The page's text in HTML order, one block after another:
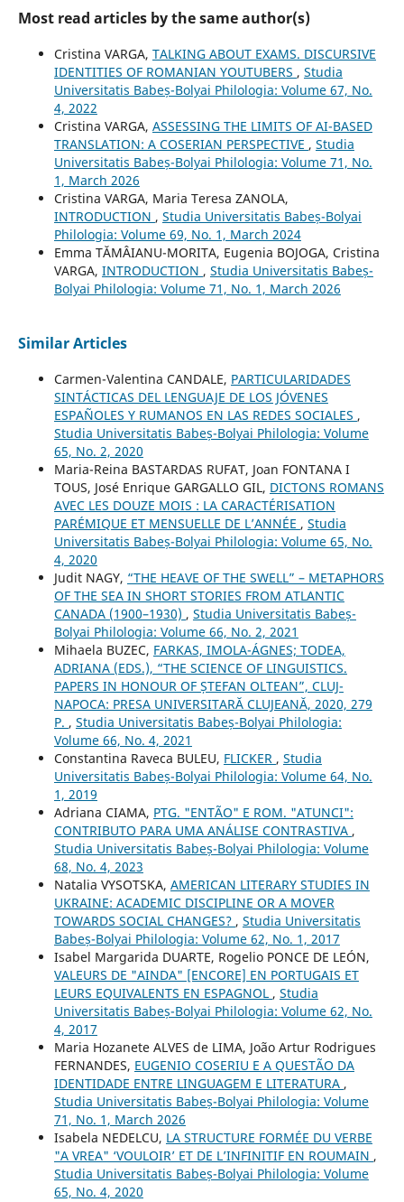
Most read articles by the same author(s)
Cristina VARGA, TALKING ABOUT EXAMS. DISCURSIVE
IDENTITIES OF ROMANIAN YOUTUBERS , Studia
Universitatis Babeș-Bolyai Philologia: Volume 67, No.
4, 2022
Cristina VARGA, ASSESSING THE LIMITS OF AI-BASED
TRANSLATION: A COSERIAN PERSPECTIVE , Studia
Universitatis Babeș-Bolyai Philologia: Volume 71, No.
1, March 2026
Cristina VARGA, Maria Teresa ZANOLA,
INTRODUCTION , Studia Universitatis Babeș-Bolyai
Philologia: Volume 69, No. 1, March 2024
Emma TĂMÂIANU-MORITA, Eugenia BOJOGA, Cristina
VARGA, INTRODUCTION , Studia Universitatis Babeș-
Bolyai Philologia: Volume 71, No. 1, March 2026
Similar Articles
Carmen-Valentina CANDALE, PARTICULARIDADES
SINTÁCTICAS DEL LENGUAJE DE LOS JÓVENES
ESPAÑOLES Y RUMANOS EN LAS REDES SOCIALES ,
Studia Universitatis Babeș-Bolyai Philologia: Volume
65, No. 2, 2020
Maria-Reina BASTARDAS RUFAT, Joan FONTANA I
TOUS, José Enrique GARGALLO GIL, DICTONS ROMANS
AVEC LES DOUZE MOIS : LA CARACTÉRISATION
PARÉMIQUE ET MENSUELLE DE L’ANNÉE , Studia
Universitatis Babeș-Bolyai Philologia: Volume 65, No.
4, 2020
Judit NAGY, “THE HEAVE OF THE SWELL” – METAPHORS
OF THE SEA IN SHORT STORIES FROM ATLANTIC
CANADA (1900–1930) , Studia Universitatis Babeș-
Bolyai Philologia: Volume 66, No. 2, 2021
Mihaela BUZEC, FARKAS, IMOLA-ÁGNES; TODEA,
ADRIANA (EDS.), “THE SCIENCE OF LINGUISTICS.
PAPERS IN HONOUR OF ȘTEFAN OLTEAN”, CLUJ-
NAPOCA: PRESA UNIVERSITARĂ CLUJEANĂ, 2020, 279
P. , Studia Universitatis Babeș-Bolyai Philologia:
Volume 66, No. 4, 2021
Constantina Raveca BULEU, FLICKER , Studia
Universitatis Babeș-Bolyai Philologia: Volume 64, No.
1, 2019
Adriana CIAMA, PTG. "ENTÃO" E ROM. "ATUNCI":
CONTRIBUTO PARA UMA ANÁLISE CONTRASTIVA ,
Studia Universitatis Babeș-Bolyai Philologia: Volume
68, No. 4, 2023
Natalia VYSOTSKA, AMERICAN LITERARY STUDIES IN
UKRAINE: ACADEMIC DISCIPLINE OR A MOVER
TOWARDS SOCIAL CHANGES? , Studia Universitatis
Babeș-Bolyai Philologia: Volume 62, No. 1, 2017
Isabel Margarida DUARTE, Rogelio PONCE DE LEÓN,
VALEURS DE "AINDA" [ENCORE] EN PORTUGAIS ET
LEURS EQUIVALENTS EN ESPAGNOL , Studia
Universitatis Babeș-Bolyai Philologia: Volume 62, No.
4, 2017
Maria Hozanete ALVES de LIMA, João Artur Rodrigues
FERNANDES, EUGENIO COSERIU E A QUESTÃO DA
IDENTIDADE ENTRE LINGUAGEM E LITERATURA ,
Studia Universitatis Babeș-Bolyai Philologia: Volume
71, No. 1, March 2026
Isabela NEDELCU, LA STRUCTURE FORMÉE DU VERBE
"A VREA" ‘VOULOIR’ ET DE L’INFINITIF EN ROUMAIN ,
Studia Universitatis Babeș-Bolyai Philologia: Volume
65, No. 4, 2020